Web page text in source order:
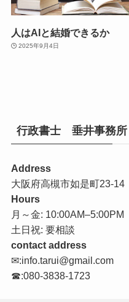
人はAIと結婚できるか
2025年9月4日
行政書士 垂井事務所
Address
大阪府高槻市如是町23-14
Hours
月～金: 10:00AM–5:00PM
土日祝: 要相談
contact address
✉:info.tarui@gmail.com
☎:080-3838-1723